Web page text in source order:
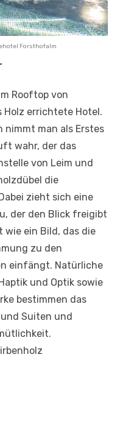
Forsthofalm
Rooftop von
Holz errichtete Hotel.
nimmt man als Erstes
wahr, der das
von Leim und
die
zieht sich eine
der den Blick freigibt
wie ein Bild, das die
zu den
einfängt. Natürliche
und Optik sowie
bestimmen das
Suiten und